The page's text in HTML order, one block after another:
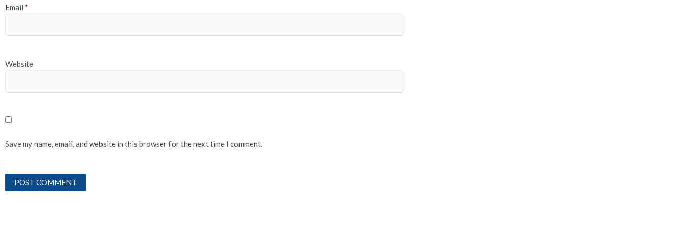
Email *
Website
Save my name, email, and website in this browser for the next time I comment.